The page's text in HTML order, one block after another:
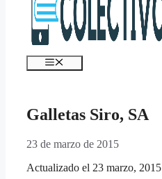
Menú
Galletas Siro, SA
23 de marzo de 2015
Actualizado el 23 marzo, 2015